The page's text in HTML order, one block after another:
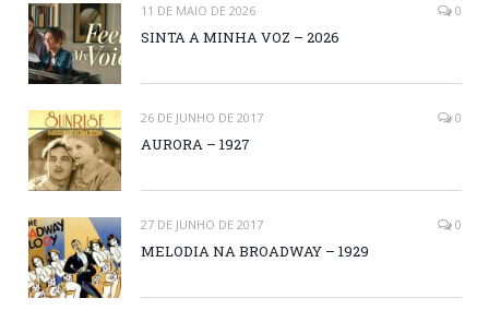
11 DE MAIO DE 2026 0
SINTA A MINHA VOZ – 2026
26 DE JUNHO DE 2017 0
AURORA – 1927
27 DE JUNHO DE 2017 0
MELODIA NA BROADWAY – 1929